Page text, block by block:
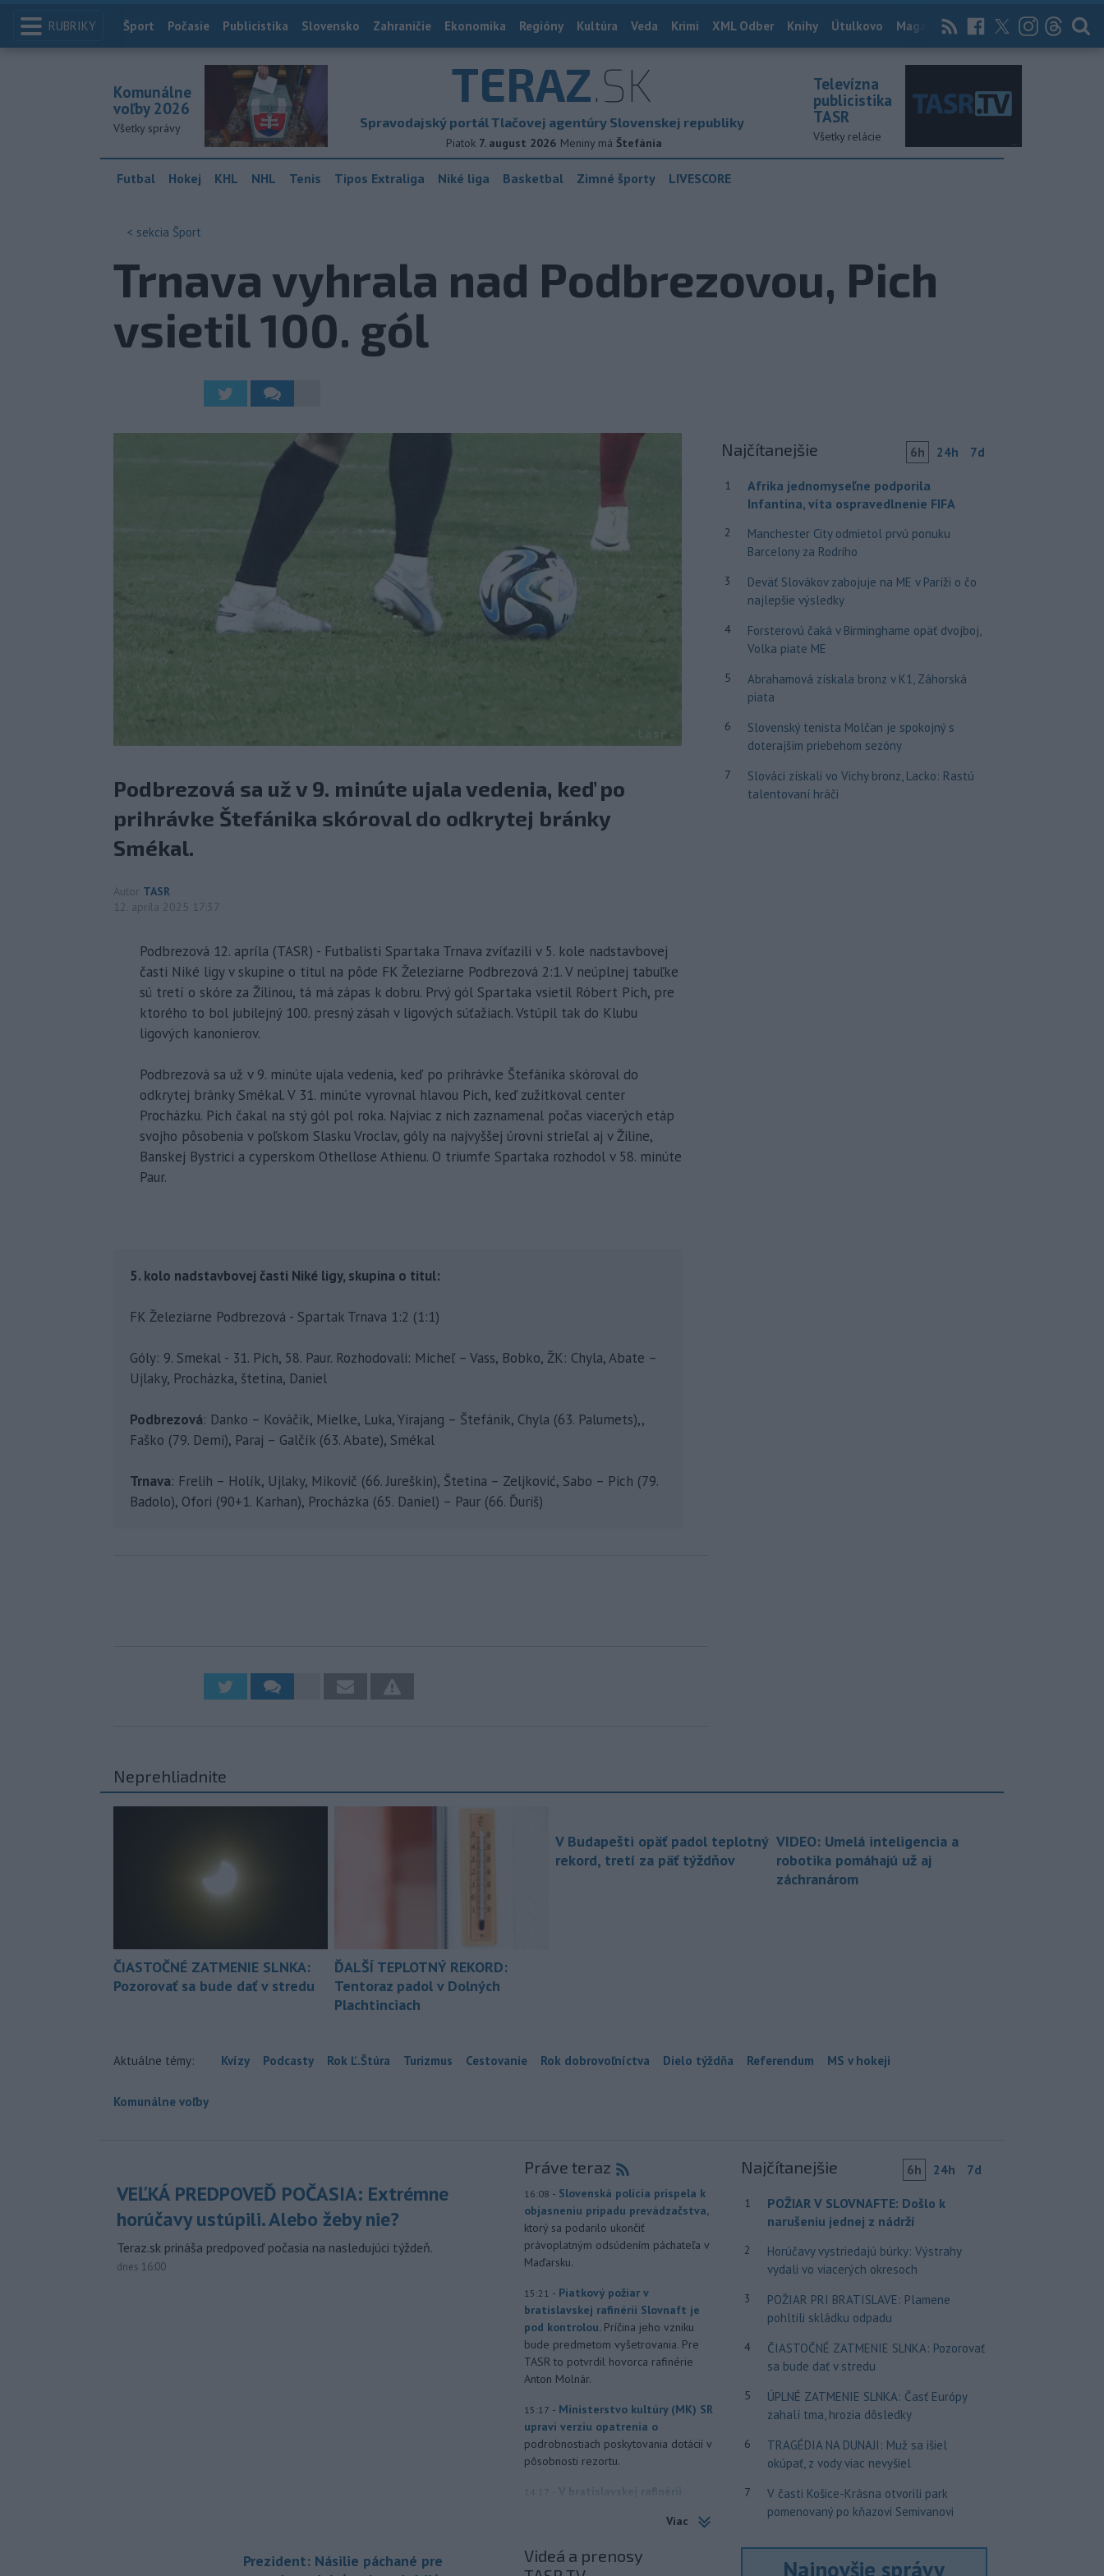
RUBRIKY Index
Šport Počasie Publicistika Slovensko Zahraničie Ekonomika Regióny Kultúra Veda Krimi XML Odber Knihy Útulkovo Magazín News Now Archív
TERAZ.SK
Spravodajský portál Tlačovej agentúry Slovenskej republiky
Piatok 7. august 2026 Meniny má Štefánia
Komunálne
voľby 2026
Všetky správy
Televízna
publicistika
TASR
Všetky relácie
Futbal Hokej KHL NHL Tenis Tipos Extraliga Niké liga Basketbal Zimné športy LIVESCORE
< sekcia Šport
Trnava vyhrala nad Podbrezovou, Pich
vsietil 100. gól
Podbrezová sa už v 9. minúte ujala vedenia, keď po
prihrávke Štefánika skóroval do odkrytej bránky
Smékal.
Autor TASR
12. apríla 2025 17:37
Podbrezová 12. apríla (TASR) - Futbalisti Spartaka Trnava zvíťazili v 5. kole nadstavbovej
časti Niké ligy v skupine o titul na pôde FK Železiarne Podbrezová 2:1. V neúplnej tabuľke
sú tretí o skóre za Žilinou, tá má zápas k dobru. Prvý gól Spartaka vsietil Róbert Pich, pre
ktorého to bol jubilejný 100. presný zásah v ligových súťažiach. Vstúpil tak do Klubu
ligových kanonierov.
Podbrezová sa už v 9. minúte ujala vedenia, keď po prihrávke Štefánika skóroval do
odkrytej bránky Smékal. V 31. minúte vyrovnal hlavou Pich, keď zužitkoval center
Procházku. Pich čakal na stý gól pol roka. Najviac z nich zaznamenal počas viacerých etáp
svojho pôsobenia v poľskom Slasku Vroclav, góly na najvyššej úrovni strieľal aj v Žiline,
Banskej Bystrici a cyperskom Othellose Athienu. O triumfe Spartaka rozhodol v 58. minúte
Paur.
5. kolo nadstavbovej časti Niké ligy, skupina o titul:
FK Železiarne Podbrezová - Spartak Trnava 1:2 (1:1)
Góly: 9. Smekal - 31. Pich, 58. Paur. Rozhodovali: Micheľ – Vass, Bobko, ŽK: Chyla, Abate –
Ujlaky, Procházka, štetina, Daniel
Podbrezová: Danko – Kováčik, Mielke, Luka, Yirajang – Štefánik, Chyla (63. Palumets),,
Faško (79. Demi), Paraj – Galčík (63. Abate), Smékal
Trnava: Frelih – Holík, Ujlaky, Mikovič (66. Jureškin), Štetina – Zeljković, Sabo – Pich (79.
Badolo), Ofori (90+1. Karhan), Procházka (65. Daniel) – Paur (66. Ďuriš)
Najčítanejšie 6h 24h 7d
1
Afrika jednomyseľne podporila
Infantina, víta ospravedlnenie FIFA
2
Manchester City odmietol prvú ponuku
Barcelony za Rodriho
3
Deväť Slovákov zabojuje na ME v Paríži o čo
najlepšie výsledky
4
Forsterovú čaká v Birminghame opäť dvojboj,
Volka piate ME
5
Abrahamová získala bronz v K1, Záhorská
piata
6
Slovenský tenista Molčan je spokojný s
doterajším priebehom sezóny
7
Slováci získali vo Vichy bronz, Lacko: Rastú
talentovaní hráči
Neprehliadnite
ČIASTOČNÉ ZATMENIE SLNKA:
Pozorovať sa bude dať v stredu
ĎALŠÍ TEPLOTNÝ REKORD:
Tentoraz padol v Dolných
Plachtinciach
V Budapešti opäť padol teplotný
rekord, tretí za päť týždňov
VIDEO: Umelá inteligencia a
robotika pomáhajú už aj
záchranárom
Aktuálne témy: Kvízy Podcasty Rok Ľ.Štúra Turizmus Cestovanie Rok dobrovoľníctva Dielo týždňa Referendum MS v hokeji
Komunálne voľby
VEĽKÁ PREDPOVEĎ POČASIA: Extrémne
horúčavy ustúpili. Alebo žeby nie?
Teraz.sk prináša predpoveď počasia na nasledujúci týždeň.
dnes 16:00
Prezident: Násilie páchané pre
Práve teraz
16:08 - Slovenská polícia prispela k
objasneniu prípadu prevádzačstva,
ktorý sa podarilo ukončiť
právoplatným odsúdením páchateľa v
Maďarsku.
15:21 - Piatkový požiar v
bratislavskej rafinérii Slovnaft je
pod kontrolou. Príčina jeho vzniku
bude predmetom vyšetrovania. Pre
TASR to potvrdil hovorca rafinérie
Anton Molnár.
15:17 - Ministerstvo kultúry (MK) SR
upraví verziu opatrenia o
podrobnostiach poskytovania dotácií v
pôsobnosti rezortu.
V bratislavskej rafinérii
TASR o tom informovala
nebezpečenstvo.
Viac
Videá a prenosy
Najčítanejšie 6h 24h 7d
1
POŽIAR V SLOVNAFTE: Došlo k
narušeniu jednej z nádrží
2
Horúčavy vystriedajú búrky: Výstrahy
vydali vo viacerých okresoch
3
POŽIAR PRI BRATISLAVE: Plamene
pohltili skládku odpadu
4
ČIASTOČNÉ ZATMENIE SLNKA: Pozorovať
sa bude dať v stredu
5
ÚPLNÉ ZATMENIE SLNKA: Časť Európy
zahalí tma, hrozia dôsledky
6
TRAGÉDIA NA DUNAJI: Muž sa išiel
okúpať, z vody viac nevyšiel
7
V časti Košice-Krásna otvorili park
pomenovaný po kňazovi Semivanovi
Najnovšie správy